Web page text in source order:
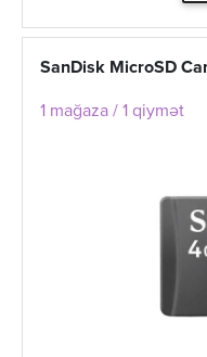
SanDisk MicroSD
1 mağaza / 1 qiymət